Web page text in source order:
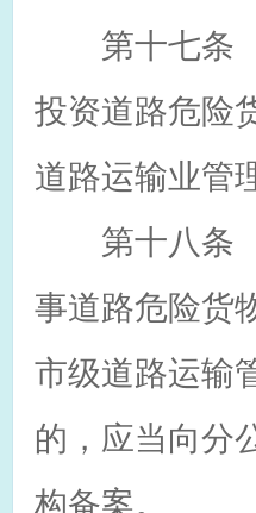
第十七条
投资道路危险
道路运输业管
第十八条
事道路危险货
市级道路运输
的，应当向分
构备案。